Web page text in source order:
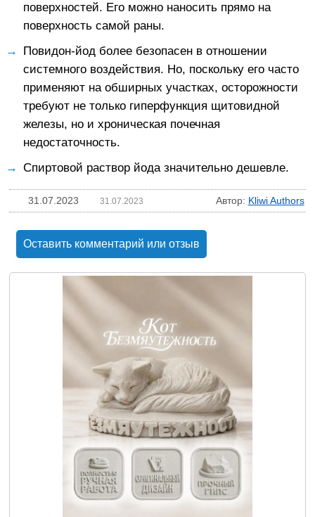
поверхностей. Его можно наносить прямо на
поверхность самой раны.
Повидон-йод более безопасен в отношении
системного воздействия. Но, поскольку его часто
применяют на обширных участках, осторожности
требуют не только гиперфункция щитовидной
железы, но и хроническая почечная
недостаточность.
Спиртовой раствор йода значительно дешевле.
31.07.2023 31.07.2023 Автор: Kliwi Authors
Оставить комментарий или отзыв